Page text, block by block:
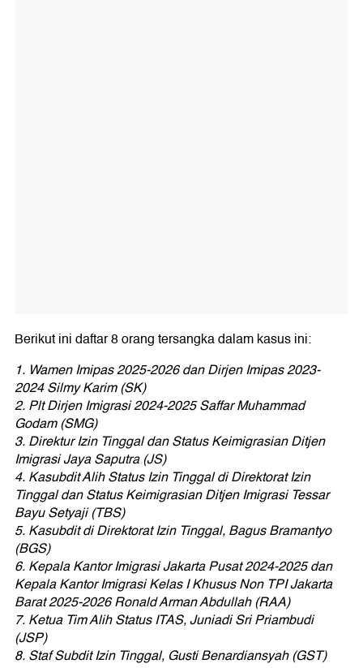
Berikut ini daftar 8 orang tersangka dalam kasus ini:
1. Wamen Imipas 2025-2026 dan Dirjen Imipas 2023-
2024 Silmy Karim (SK)
2. Plt Dirjen Imigrasi 2024-2025 Saffar Muhammad
Godam (SMG)
3. Direktur Izin Tinggal dan Status Keimigrasian Ditjen
Imigrasi Jaya Saputra (JS)
4. Kasubdit Alih Status Izin Tinggal di Direktorat Izin
Tinggal dan Status Keimigrasian Ditjen Imigrasi Tessar
Bayu Setyaji (TBS)
5. Kasubdit di Direktorat Izin Tinggal, Bagus Bramantyo
(BGS)
6. Kepala Kantor Imigrasi Jakarta Pusat 2024-2025 dan
Kepala Kantor Imigrasi Kelas I Khusus Non TPI Jakarta
Barat 2025-2026 Ronald Arman Abdullah (RAA)
7. Ketua Tim Alih Status ITAS, Juniadi Sri Priambudi
(JSP)
8. Staf Subdit Izin Tinggal, Gusti Benardiansyah (GST)